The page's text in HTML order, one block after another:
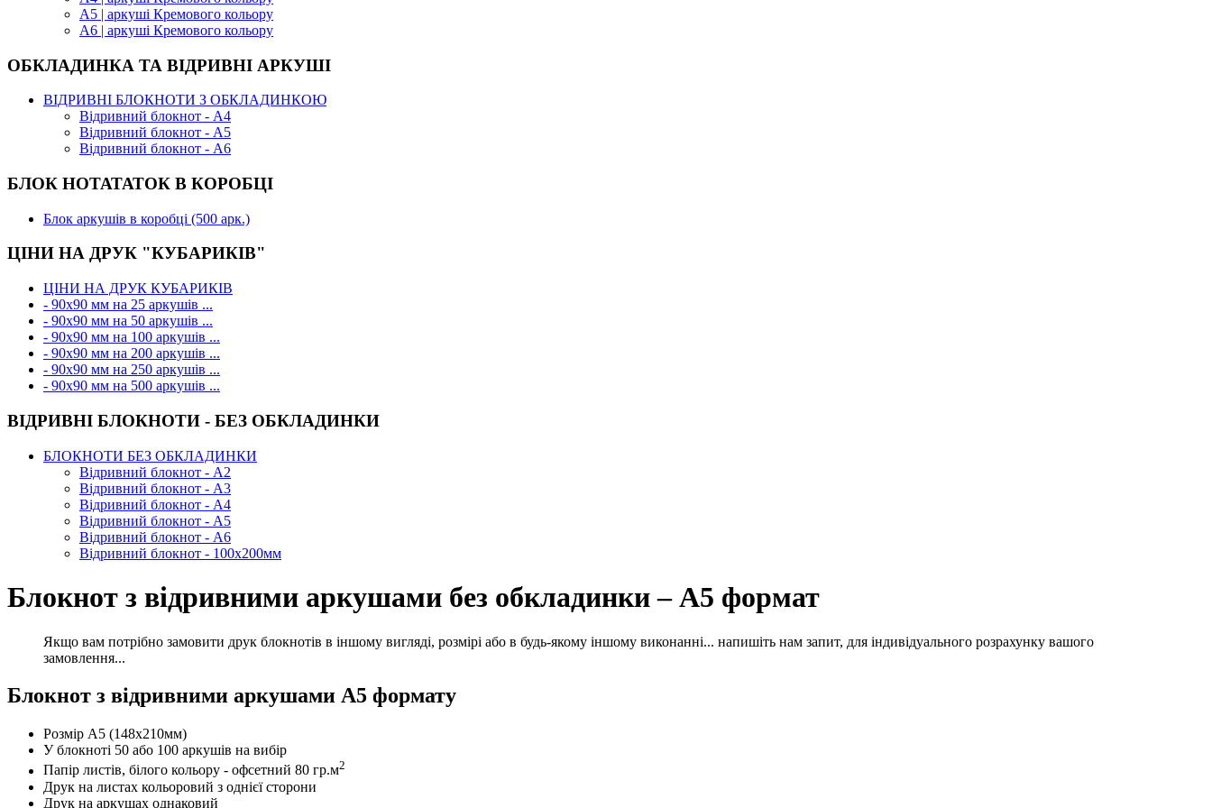
А5 | аркуші Кремового кольору
А6 | аркуші Кремового кольору
ОБКЛАДИНКА ТА ВІДРИВНІ АРКУШІ
ВІДРИВНІ БЛОКНОТИ З ОБКЛАДИНКОЮ
Відривний блокнот - А4
Відривний блокнот - А5
Відривний блокнот - А6
БЛОК НОТАТАТОК В КОРОБЦІ
Блок аркушів в коробці (500 арк.)
ЦІНИ НА ДРУК "КУБАРИКІВ"
ЦІНИ НА ДРУК КУБАРИКІВ
- 90х90 мм на 25 аркушів ...
- 90х90 мм на 50 аркушів ...
- 90х90 мм на 100 аркушів ...
- 90х90 мм на 200 аркушів ...
- 90х90 мм на 250 аркушів ...
- 90х90 мм на 500 аркушів ...
ВІДРИВНІ БЛОКНОТИ - БЕЗ ОБКЛАДИНКИ
БЛОКНОТИ БЕЗ ОБКЛАДИНКИ
Відривний блокнот - А2
Відривний блокнот - А3
Відривний блокнот - А4
Відривний блокнот - А5
Відривний блокнот - А6
Відривний блокнот - 100х200мм
Блокнот з відривними аркушами без обкладинки – А5 формат
Якщо вам потрібно замовити друк блокнотів в іншому вигляді, розмірі або в будь-якому іншому виконанні... напишіть нам запит, для індивідуального розрахунку вашого
замовлення...
Блокнот з відривними аркушами А5 формату
Розмір А5 (148х210мм)
У блокноті 50 або 100 аркушів на вибір
Папір листів, білого кольору - офсетний 80 гр.м2
Друк на листах кольоровий з однієї сторони
Друк на аркушах однаковий